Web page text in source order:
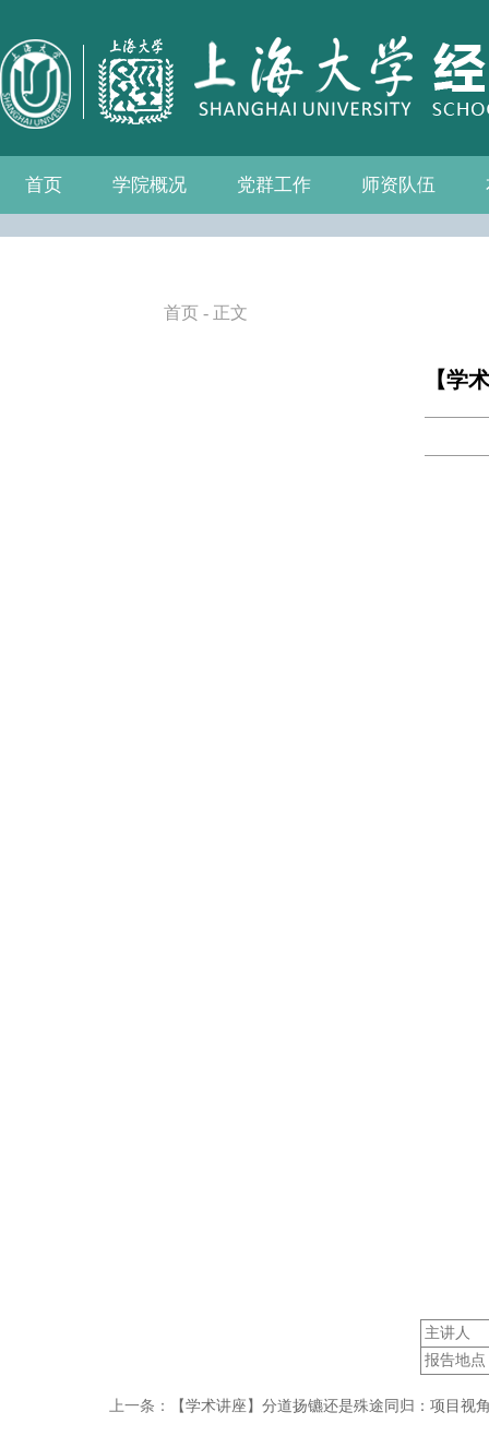
首页 学院概况
学院介绍 学院简介
发展历程
历任院长
现任领导
组织机构
学院愿景
党群工作
党务公开
党的建设
群众团体 工会
青联会
妇委会
退管会
学院制度
师资队伍
教师名录
人事专栏
招聘信息
博士后流动站
首页 - 正文
【学
主讲人
报告地点
上一条： 【学术讲座】分道扬镳还是殊途同归：项目视